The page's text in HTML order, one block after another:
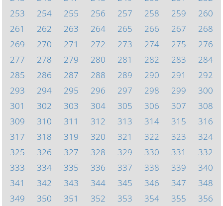
253
254 255 256 257 258 259
260
261
262 263 264 265 266 267
268
269
270 271 272 273 274 275
276
277
278 279 280 281 282 283
284
285
286 287 288 289 290 291
292
293
294 295 296 297 298 299
300
301
302 303 304 305 306 307
308
309
310 311 312 313 314 315
316
317
318 319 320 321 322 323
324
325
326 327 328 329 330 331
332
333
334 335 336 337 338 339
340
341
342 343 344 345 346 347
348
349
350 351 352 353 354 355 356